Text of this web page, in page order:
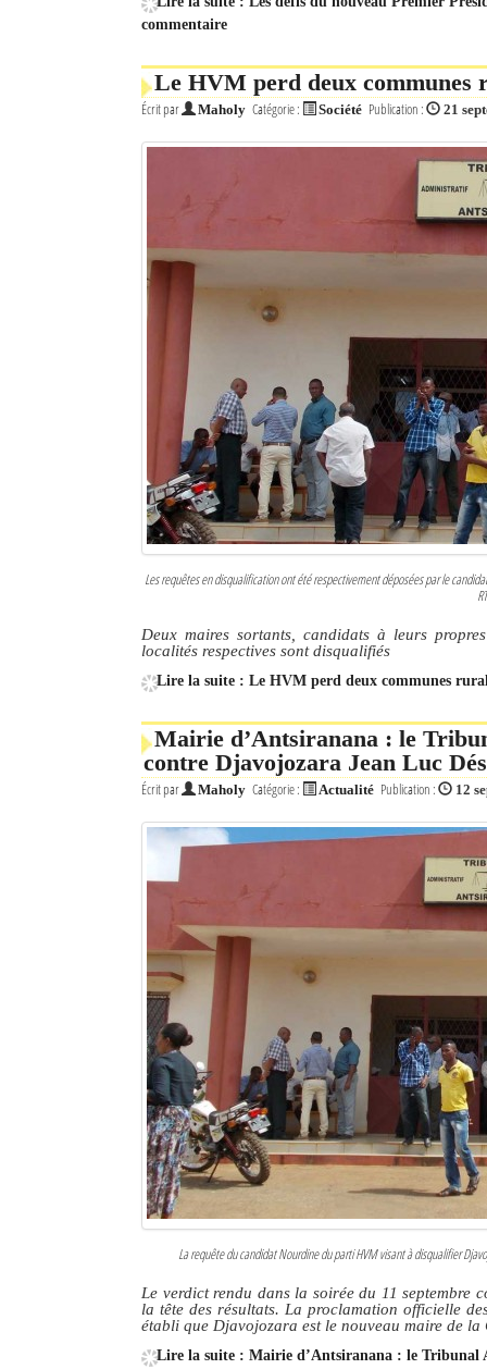
commentaire
Le HVM perd deux communes
Écrit par Maholy Catégorie : Société Publication : 21
Les requêtes en disqualification ont été respectivement déposées par le
Deux maires sortants, candidats à leurs
localités respectives sont disqualifiés
Lire la suite : Le HVM perd deux communes
Mairie d’Antsiranana : le
contre Djavojozara Jean Luc
Écrit par Maholy Catégorie : Actualité Publication : 12
La requête du candidat Nourdine du parti HVM visant à disqualifier
Le verdict rendu dans la soirée du 11
la tête des résultats. La proclamation officielle
établi que Djavojozara est le nouveau maire de
Lire la suite : Mairie d’Antsiranana : le Tribunal